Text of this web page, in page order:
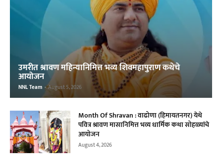
उमरीत श्रावण महिन्यानिमित्त भव्य शिवमहापुराण कथेचे
आयोजन
NNL Team - August 5, 2026
Month Of Shravan : वाढोणा (हिमायतनगर) येथे
पवित्र श्रावण मासानिमित्त भव्य धार्मिक कथा सोहळ्यांचे
आयोजन
August 4, 2026